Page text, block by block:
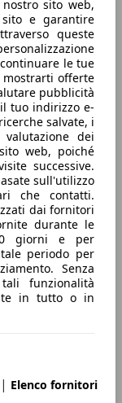
sito web,
e garantire
queste
le tue
mostrarti offerte
pubblicità
tuo indirizzo e-
salvate, i
dei
web, poiché
successive.
sull'utilizzo
che contatti.
dai fornitori
durante le
giorni e per
periodo per
Senza
funzionalità
in tutto o in
| Elenco fornitori
S-line edi